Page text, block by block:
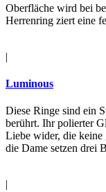
Oberfläche wird bei
Herrenring ziert eine
|
Luminous
Diese Ringe sind ein
berührt. Ihr polierter
Liebe wider, die keine
die Dame setzen drei
|